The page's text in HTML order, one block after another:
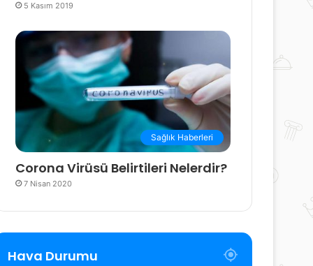
5 Kasım 2019
Sağlık Haberleri
Corona Virüsü Belirtileri Nelerdir?
7 Nisan 2020
Hava Durumu